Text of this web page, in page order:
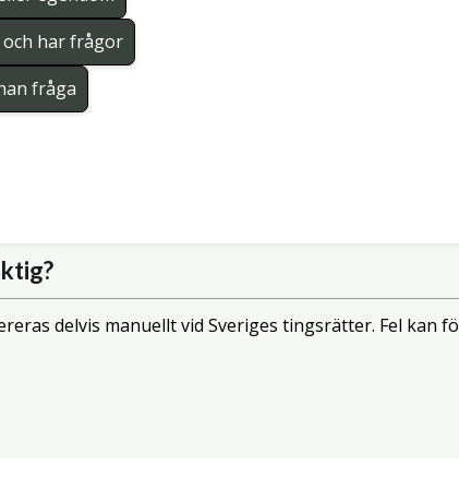
har frågor
fråga
delvis manuellt vid Sveriges tingsrätter. Fel kan